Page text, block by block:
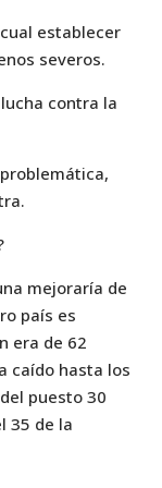
establecer
severos.
contra la
mejoraría de
país es
era de 62
caído hasta los
puesto 30
35 de la